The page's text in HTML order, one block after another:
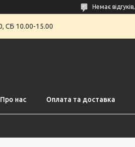
Немає відгуків,
СБ 10.00-15.00
Про нас Оплата та доставка